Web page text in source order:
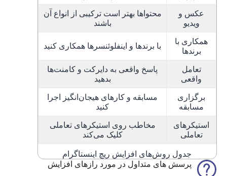
عکس و
ویدیو
محتواها بهتر است ترکیبی از انواع آن
باشند
همکاری با
برندها
با برندها و اینفلوئنسرها همکاری کنید
تعامل
واقعی
پاسخ واقعی به دایرکت و کامنت‌ها
بدهید
برگزاری
مسابقه
مسابقه و کارهای هیجان‌انگیز اجرا
کنید
استیکرهای
تعاملی
مخاطب روی استیکرهای تعاملی
کلیک می‌کند
جدول روش‌های افزایش ریچ اینستاگرام
پرسش های متداول در مورد رازهای افزایش